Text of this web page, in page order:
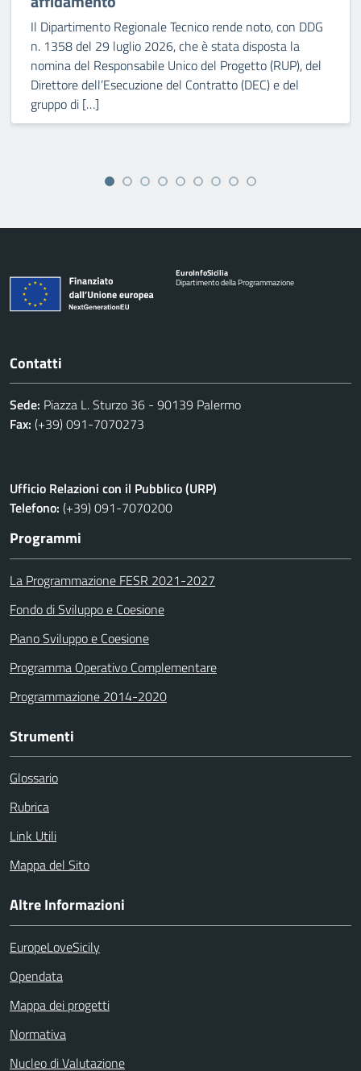
Il Dipartimento Regionale Tecnico rende noto, con DDG
n. 1358 del 29 luglio 2026, che è stata disposta la
nomina del Responsabile Unico del Progetto (RUP), del
Direttore dell’Esecuzione del Contratto (DEC) e del
gruppo di […]
EuroInfoSicilia
Dipartimento della Programmazione
Contatti
Sede: Piazza L. Sturzo 36 - 90139 Palermo
Fax: (+39) 091-7070273
Ufficio Relazioni con il Pubblico (URP)
Telefono: (+39) 091-7070200
Programmi
La Programmazione FESR 2021-2027
Fondo di Sviluppo e Coesione
Piano Sviluppo e Coesione
Programma Operativo Complementare
Programmazione 2014-2020
Strumenti
Glossario
Rubrica
Link Utili
Mappa del Sito
Altre Informazioni
EuropeLoveSicily
Opendata
Mappa dei progetti
Normativa
Nucleo di Valutazione